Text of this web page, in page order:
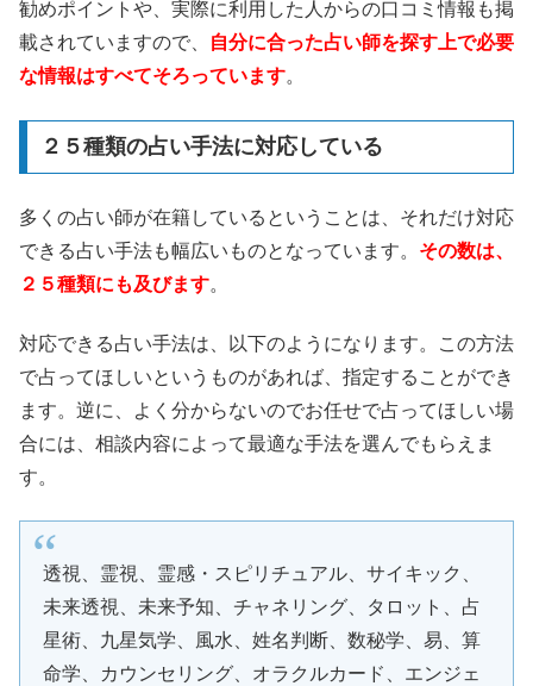
勧めポイントや、実際に利用した人からの口コミ情報も掲
載されていますので、
自分に合った占い師を探す上で必要
な情報はすべてそろっています。
２５種類の占い手法に対応している
多くの占い師が在籍しているということは、それだけ対応
できる占い手法も幅広いものとなっています。 その数は、
２５種類にも及びます。
対応できる占い手法は、以下のようになります。この方法
で占ってほしいというものがあれば、指定することができ
ます。逆に、よく分からないのでお任せで占ってほしい場
合には、相談内容によって最適な手法を選んでもらえま
す。
透視、霊視、霊感・スピリチュアル、サイキック、
未来透視、未来予知、チャネリング、タロット、占
星術、九星気学、風水、姓名判断、数秘学、易、算
命学、カウンセリング、オラクルカード、エンジェ